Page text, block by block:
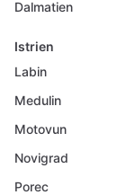
Dalmatien
Istrien
Labin
Medulin
Motovun
Novigrad
Porec